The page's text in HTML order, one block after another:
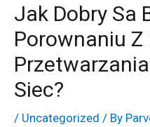
Jak Dobry Sa
Porownaniu Z
Siec?
/ Uncategorized / By